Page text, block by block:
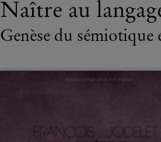
Naître au
Genèse du sémiotique